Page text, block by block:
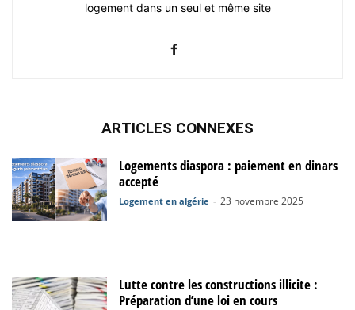
logement dans un seul et même site
ARTICLES CONNEXES
Logements diaspora : paiement en dinars
accepté
Logement en algérie - 23 novembre 2025
Lutte contre les constructions illicite :
Préparation d’une loi en cours